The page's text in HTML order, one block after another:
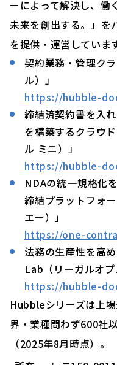
ーによって解決し、働
未来を創出する。」を
を提供・運営しています
契約業務・管理ク
ル）」
https://hubble-
締結済契約書を入
を構築するクラウ
ル ミニ）」
https://hubble-
NDAの統一規格化
締結プラットフォ
エー）」
https://one-
法務の生産性を高
Lab（リーガルオプ
https://hubble-
Hubbleシリーズは上
界・業種問わず600社
（2025年8月時点）。